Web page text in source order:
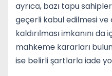
ayrıca, bazı tapu
geçerli kabul edilmesi
kaldırılması imkanını
mahkeme kararları
ise belirli şartlarla iade